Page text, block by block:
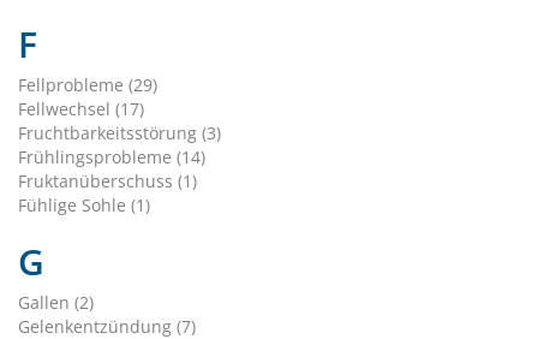
F
Fellprobleme (29)
Fellwechsel (17)
Fruchtbarkeitsstörung (3)
Frühlingsprobleme (14)
Fruktanüberschuss (1)
Fühlige Sohle (1)
G
Gallen (2)
Gelenkentzündung (7)